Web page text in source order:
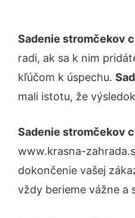
Sadenie stromčekov
radi, ak sa k nim
kľúčom k úspechu.
mali istotu, že
Sadenie stromčekov
www.krasna-
dokončenie vašej
vždy berieme vážne a